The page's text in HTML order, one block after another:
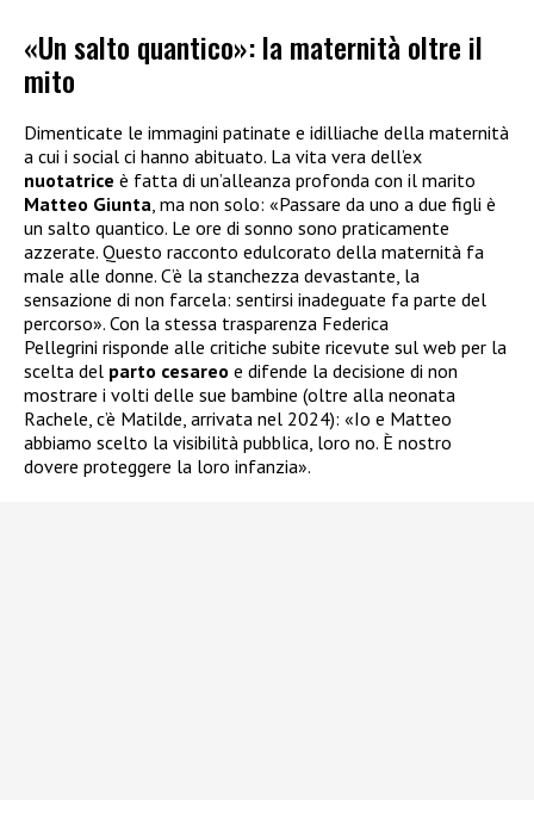
«Un salto quantico»: la maternità oltre il
mito
Dimenticate le immagini patinate e idilliache della maternità
a cui i social ci hanno abituato. La vita vera dell’ex
nuotatrice è fatta di un’alleanza profonda con il marito
Matteo Giunta , ma non solo: «Passare da uno a due figli è
un salto quantico. Le ore di sonno sono praticamente
azzerate. Questo racconto edulcorato della maternità fa
male alle donne. C’è la stanchezza devastante, la
sensazione di non farcela: sentirsi inadeguate fa parte del
percorso». Con la stessa trasparenza Federica
Pellegrini risponde alle critiche subite ricevute sul web per la
scelta del parto cesareo e difende la decisione di non
mostrare i volti delle sue bambine (oltre alla neonata
Rachele, c’è Matilde, arrivata nel 2024): «Io e Matteo
abbiamo scelto la visibilità pubblica, loro no. È nostro
dovere proteggere la loro infanzia».